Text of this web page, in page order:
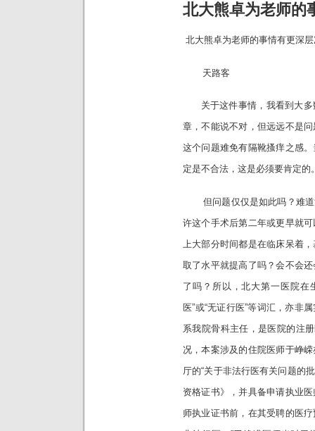
北大熊卓为老师的
北大熊卓为老师的事情有更深
天路客
关于这件事情，我看到大多
章，不能说不对，但远远不是
这个问题难免有隔靴搔痒之感
定是不合法，这是必须要肯定的
但问题仅仅是如此吗？难道
许这个手术后第二年或更早就
上大部分时间都是在临床呆着
取了水平就提高了吗？会不会
了吗？所以，北大第一医院在
医”或“无证行医”等词汇，亦非
系我院骨科主任，是医院的注
况，本案涉及的住院医师于峥
厅的“关于非法行医有关问题的
资格证书》，并具备申请执业
师执业证书前，在其受聘的医